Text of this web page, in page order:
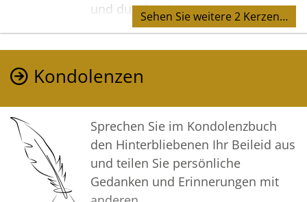
und du wirst in unserem Herzen
bleiben.
Sehen Sie weitere 2 Kerzen…
Kondolenzen
Sprechen Sie im Kondolenzbuch
den Hinterbliebenen Ihr Beileid aus
und teilen Sie persönliche
Gedanken und Erinnerungen mit